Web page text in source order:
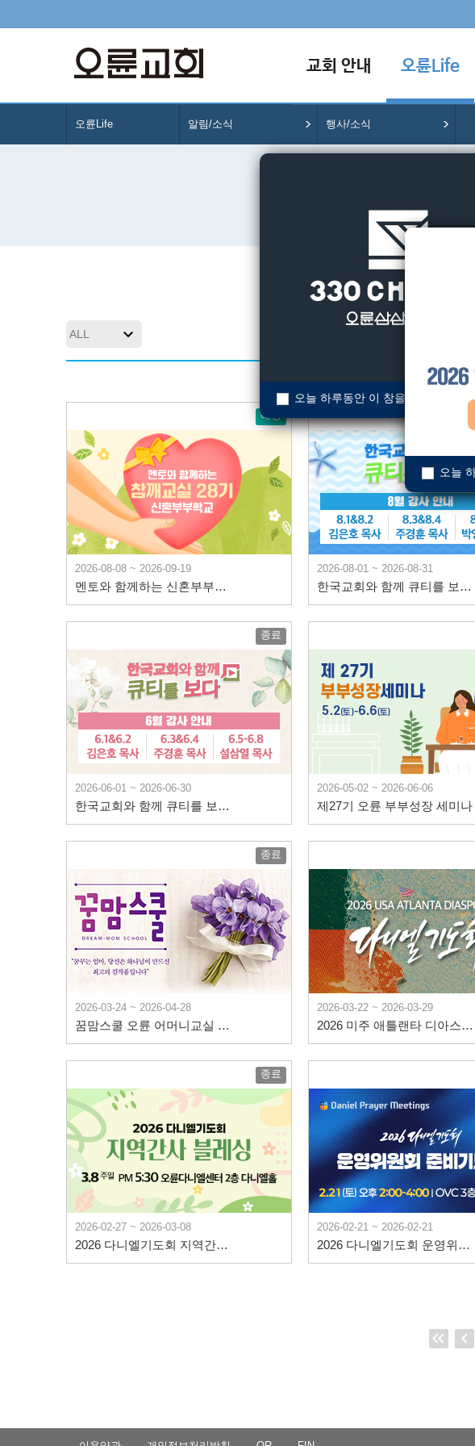
교회 안내 오륜Life
오륜Life 알림/소식 행사/소식
교회의
예정
2026-08-08 ~ 2026-09-19
멘토와 함께하는 신혼부부학교 참깨교실 28기
2026-08-01 ~ 2026-08-31
한국교회와 함께 큐티를 보다 8월 안내
종료
2026-06-01 ~ 2026-06-30
한국교회와 함께 큐티를 보다 6월 안내
2026-05-02 ~ 2026-06-06
제27기 오륜 부부성장 세미나
종료
2026-03-24 ~ 2026-04-28
꿈맘스쿨 오륜 어머니교실 14기
2026-03-22 ~ 2026-03-29
2026 미주 애틀랜타 디아스포라 다니엘기도회 & 2026 애틀랜타 청년다니엘기도회 참여방법 안내
종료
2026-02-27 ~ 2026-03-08
2026 다니엘기도회 지역간사 블레싱
2026-02-21 ~ 2026-02-21
2026 다니엘기도회 운영위원회 준비기도회
오늘 하루동안 이 창을 열지 않습니
오늘